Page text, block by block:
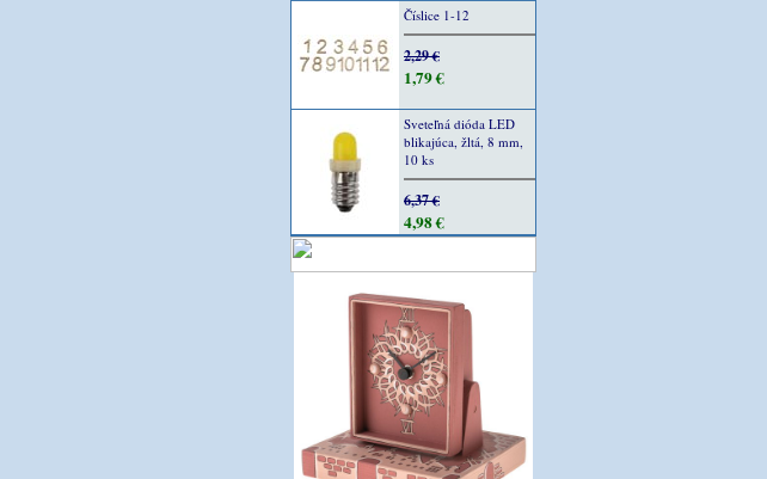
Číslice 1-12
2,29 €
1,79 €
Sveteľná dióda LED
blikajúca, žltá, 8 mm,
10 ks
6,37 €
4,98 €